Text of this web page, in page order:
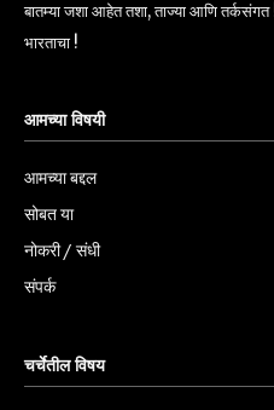
बातम्या जशा आहेत तशा, ताज्या आणि तर्कसंगत
भारताचा !
आमच्या विषयी
आमच्या बद्दल
सोबत या
नोकरी / संधी
संपर्क
चर्चेतील विषय